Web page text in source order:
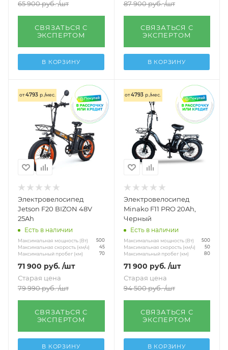
65 900руб. /шт
СВЯЗАТЬСЯ С
ЭКСПЕРТОМ
В КОРЗИНУ
87 900руб. /шт
СВЯЗАТЬСЯ С
ЭКСПЕРТОМ
В КОРЗИНУ
от4793 р./мес.
Электровелосипед
Jetson F20 BIZON 48V
25Ah
Есть в наличии
Максимальная мощность (Вт) 500
Максимальная скорость (км/ч) 45
Максимальный пробег (км) 70
71 900 руб. /шт
Старая цена
79 990руб. /шт
СВЯЗАТЬСЯ С
ЭКСПЕРТОМ
В КОРЗИНУ
от4793 р./мес.
Электровелосипед
Minako F11 PRO 20Ah,
Черный
Есть в наличии
Максимальная мощность (Вт) 500
Максимальная скорость (км/ч) 50
Максимальный пробег (км) 80
71 900 руб. /шт
Старая цена
94 500руб. /шт
СВЯЗАТЬСЯ С
ЭКСПЕРТОМ
В КОРЗИНУ